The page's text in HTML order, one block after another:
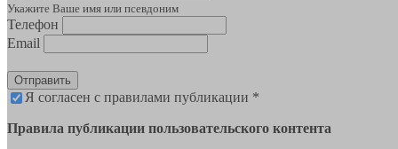
Укажите Ваше имя или псевдоним
Телефон
Email
Отправить
Я согласен с правилами публикации *
Правила публикации пользовательского контента